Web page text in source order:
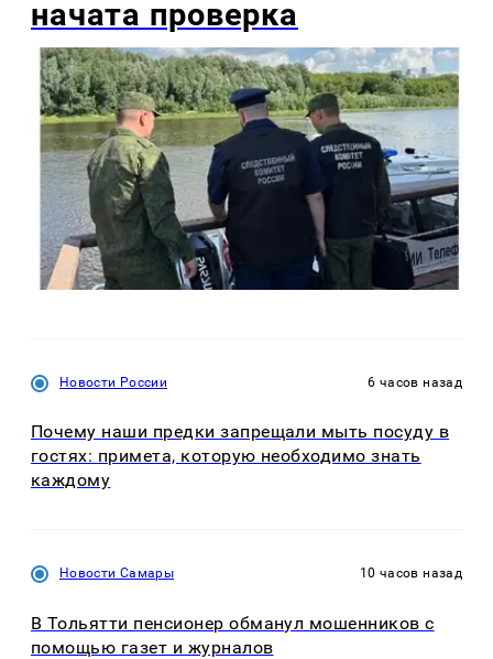
начата проверка
Новости России 6 часов назад
Почему наши предки запрещали мыть посуду в
гостях: примета, которую необходимо знать
каждому
Новости Самары 10 часов назад
В Тольятти пенсионер обманул мошенников с
помощью газет и журналов